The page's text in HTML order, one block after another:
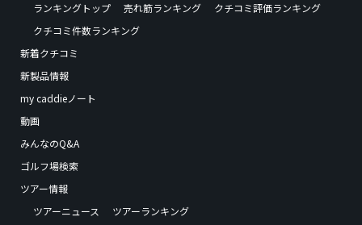
ランキングトップ
売れ筋ランキング
クチコミ評価ランキング
クチコミ件数ランキング
新着クチコミ
新製品情報
my caddieノート
動画
みんなのQ&A
ゴルフ場検索
ツアー情報
ツアーニュース
ツアーランキング